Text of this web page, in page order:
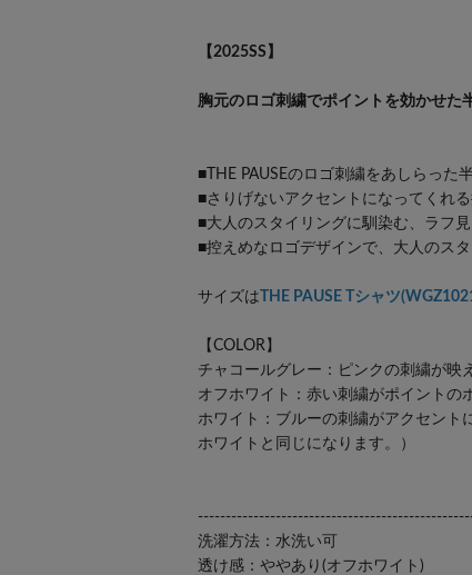
【2025SS】
胸元のロゴ刺繍でポイントを効かせた
■THE PAUSEのロゴ刺繍をあしらった
■さりげないアクセントになってくれ
■大人のスタイリングに馴染む、ラフ
■控えめなロゴデザインで、大人のス
サイズはTHE PAUSE Tシャツ
【COLOR】
チャコールグレー：ピンクの刺繍が映
オフホワイト：赤い刺繍がポイントの
ホワイト：ブルーの刺繍がアクセント
ホワイトと同じになります。）
洗濯方法：水洗い可
透け感：ややあり(オフホワイト)